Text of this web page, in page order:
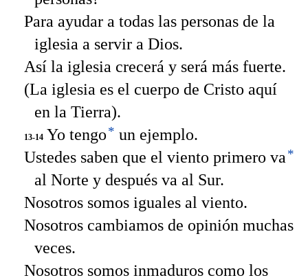
Para ayudar a todas las personas de la
iglesia a servir a Dios.
Así la iglesia crecerá y será más fuerte.
(La iglesia es el cuerpo de Cristo aquí
en la Tierra).
13-14 Yo tengo* un ejemplo.
Ustedes saben que el viento primero va *
al Norte y después va al Sur.
Nosotros somos iguales al viento.
Nosotros cambiamos de opinión muchas
veces.
Nosotros somos inmaduros como los